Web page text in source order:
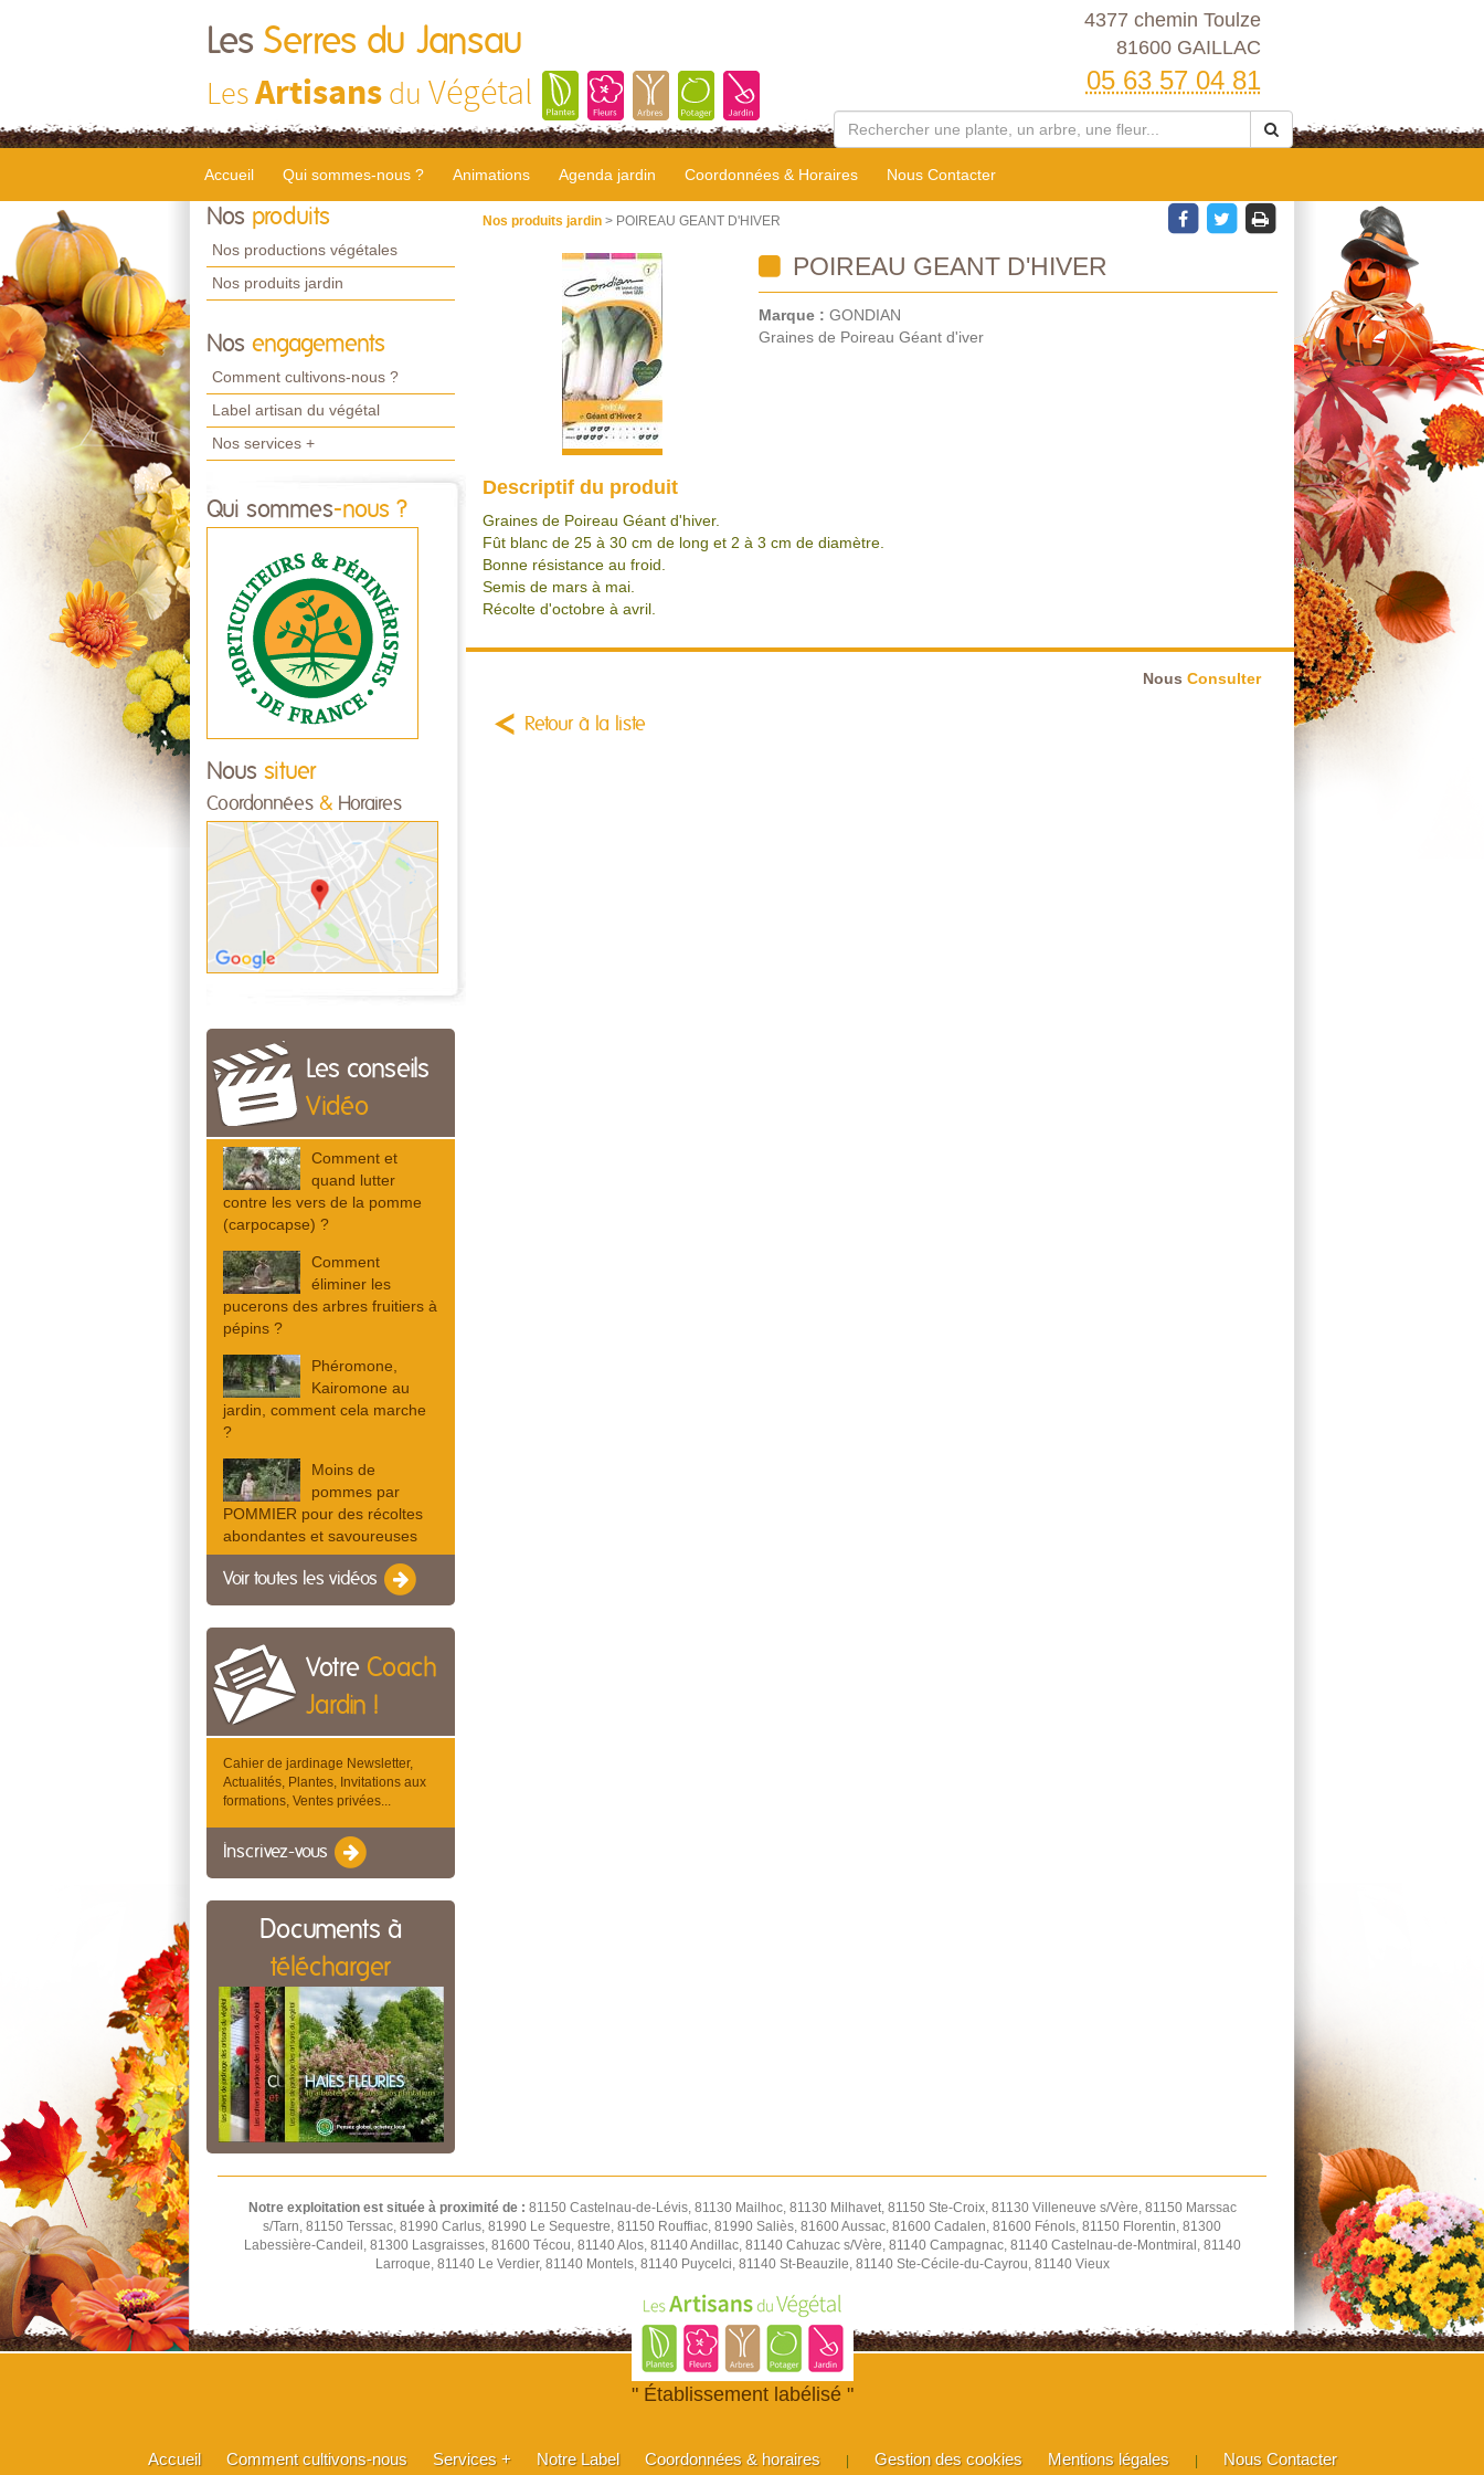
Les Serres du Jansau
LesArtisans du Végétal
4377 chemin Toulze
81600 GAILLAC
05 63 57 04 81
Accueil Qui sommes-nous ? Animations Agenda jardin Coordonnées & Horaires Nous Contacter
Nos produits
Nos productions végétales
Nos produits jardin
Nos engagements
Comment cultivons-nous ?
Label artisan du végétal
Nos services +
Qui sommes-nous ?
Nous situer
Coordonnées & Horaires
Les conseils
Vidéo
Comment et
quand lutter
contre les vers de la pomme
(carpocapse) ?
Comment
éliminer les
pucerons des arbres fruitiers à
pépins ?
Phéromone,
Kairomone au
jardin, comment cela marche
?
Moins de
pommes par
POMMIER pour des récoltes
abondantes et savoureuses
Voir toutes les vidéos
Votre Coach
Jardin !
Cahier de jardinage Newsletter,
Actualités, Plantes, Invitations aux
formations, Ventes privées...
Inscrivez-vous
Documents à
télécharger
Nos produits jardin > POIREAU GEANT D'HIVER
POIREAU GEANT D'HIVER
Marque : GONDIAN
Graines de Poireau Géant d'iver
Descriptif du produit
Graines de Poireau Géant d'hiver.
Fût blanc de 25 à 30 cm de long et 2 à 3 cm de diamètre.
Bonne résistance au froid.
Semis de mars à mai.
Récolte d'octobre à avril.
Nous Consulter
Retour à la liste
Notre exploitation est située à proximité de : 81150 Castelnau-de-Lévis, 81130 Mailhoc, 81130 Milhavet, 81150 Ste-Croix, 81130 Villeneuve s/Vère, 81150 Marssac
s/Tarn, 81150 Terssac, 81990 Carlus, 81990 Le Sequestre, 81150 Rouffiac, 81990 Saliès, 81600 Aussac, 81600 Cadalen, 81600 Fénols, 81150 Florentin, 81300
Labessière-Candeil, 81300 Lasgraisses, 81600 Técou, 81140 Alos, 81140 Andillac, 81140 Cahuzac s/Vère, 81140 Campagnac, 81140 Castelnau-de-Montmiral, 81140
Larroque, 81140 Le Verdier, 81140 Montels, 81140 Puycelci, 81140 St-Beauzile, 81140 Ste-Cécile-du-Cayrou, 81140 Vieux
" Établissement labélisé "
Accueil Comment cultivons-nous Services + Notre Label Coordonnées & horaires | Gestion des cookies Mentions légales | Nous Contacter